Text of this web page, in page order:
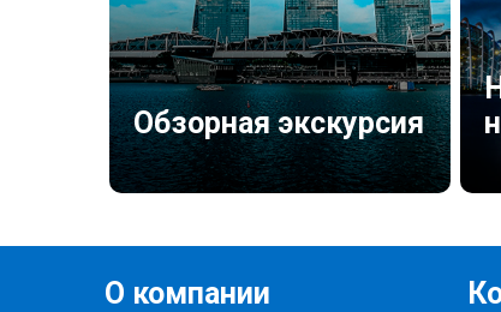
Обзорная экскурсия
О компании